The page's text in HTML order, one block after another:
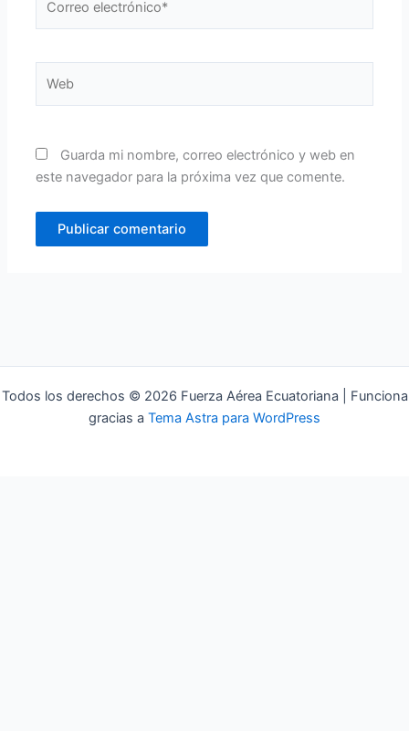
Guarda mi nombre, correo electrónico y web en
este navegador para la próxima vez que comente.
Todos los derechos © 2026 Fuerza Aérea Ecuatoriana | Funciona
gracias a Tema Astra para WordPress